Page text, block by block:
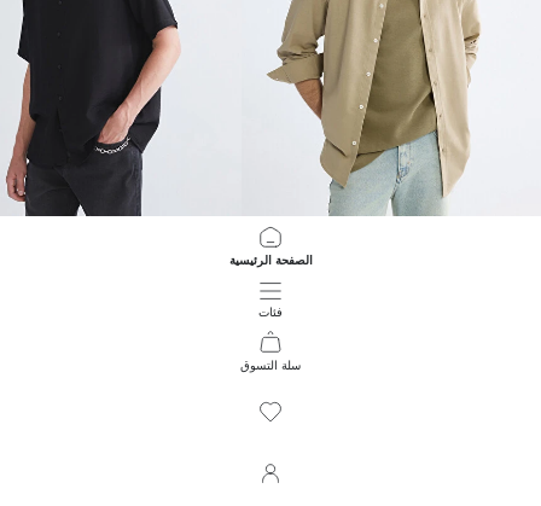
الصفحة الرئيسية
فئات
سلة التسوق
قميص رجالي بقصة عادية بملمس الكتان
قميص رجالي عادي بكم قصير من